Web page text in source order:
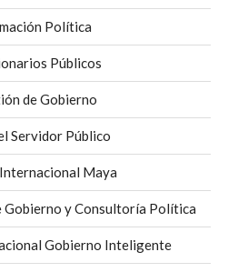
Política
Públicos
de Gobierno
Servidor Público
Maya
Gobierno y Consultoría Política
Gobierno Inteligente